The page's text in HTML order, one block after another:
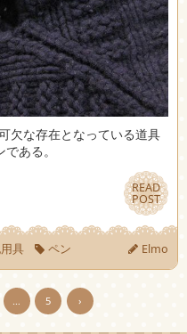
欠な存在となっている道具
ある。
READ
POST
READ
POST
具 ペン Elmo
… 5 ›